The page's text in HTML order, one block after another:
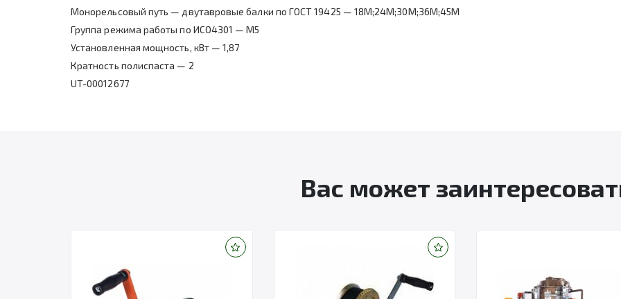
Монорельсовый путь — двутавровые балки по ГОСТ 19425 — 18М;24М;30М;36М;45М
Группа режима работы по ИСО4301 — М5
Установленная мощность, кВт — 1,87
Кратность полиспаста — 2
UT-00012677
Вас может